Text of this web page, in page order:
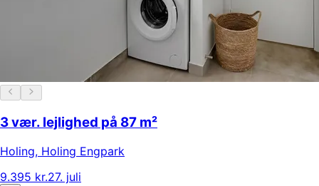
3 vær. lejlighed på 87 m²
Holing, Holing Engpark
9.395 kr.27. juli